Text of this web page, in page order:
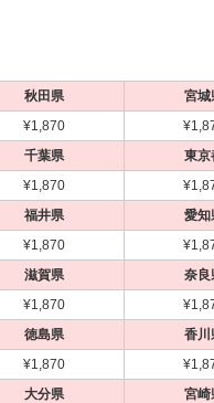
屋内用
A1
A1（W594×H841）
ALUMIUM SERIES 01 CUT A1 マ
ルバー 屋内用
¥17,710
屋内用
前四辺開
420×594
ポスターパネル 331 A2 ステン 屋
¥6,006（税込）
コーナーミニアールで意匠的にか
く、安全！
国産
ポスターグリップ PG-44S B0 けや
屋内用 角型
¥30,888（税込）
国産メーカー、シンエイのポスタ
屋内用
B1
B1（W728×H1030）
ALUMIUM SERIES 01 CUT B1 マ
ルバー 屋内用
¥21,890
屋内用
B2
515×728
シェイプ SH-B2-WH B2 ホワイト
¥1,716（税込）
スマートな形状が作品を引き立て
秋田県 宮城
¥1,870
千葉県 東京
¥1,870
福井県 愛知
¥1,870
滋賀県 奈良
¥1,870
徳島県 香川
¥1,870
大分県 宮崎